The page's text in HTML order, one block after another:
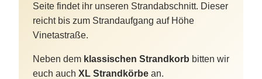
Seite findet ihr unseren Strandabschnitt. Dieser
reicht bis zum Strandaufgang auf Höhe
Vinetastraße.
Neben dem klassischen Strandkorb bitten wir
euch auch XL Strandkörbe an.